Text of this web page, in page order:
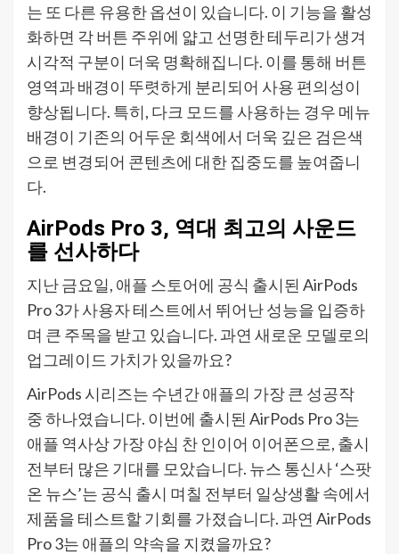
는 또 다른 유용한 옵션이 있습니다. 이 기능을 활성
화하면 각 버튼 주위에 얇고 선명한 테두리가 생겨
시각적 구분이 더욱 명확해집니다. 이를 통해 버튼
영역과 배경이 뚜렷하게 분리되어 사용 편의성이
향상됩니다. 특히, 다크 모드를 사용하는 경우 메뉴
배경이 기존의 어두운 회색에서 더욱 깊은 검은색
으로 변경되어 콘텐츠에 대한 집중도를 높여줍니
다.
AirPods Pro 3, 역대 최고의 사운드
를 선사하다
지난 금요일, 애플 스토어에 공식 출시된 AirPods
Pro 3가 사용자 테스트에서 뛰어난 성능을 입증하
며 큰 주목을 받고 있습니다. 과연 새로운 모델로의
업그레이드 가치가 있을까요?
AirPods 시리즈는 수년간 애플의 가장 큰 성공작
중 하나였습니다. 이번에 출시된 AirPods Pro 3는
애플 역사상 가장 야심 찬 인이어 이어폰으로, 출시
전부터 많은 기대를 모았습니다. 뉴스 통신사 ‘스팟
온 뉴스’는 공식 출시 며칠 전부터 일상생활 속에서
제품을 테스트할 기회를 가졌습니다. 과연 AirPods
Pro 3는 애플의 약속을 지켰을까요?